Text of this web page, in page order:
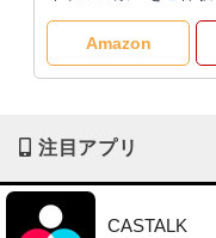
Amazon
注目アプリ
CASTALK